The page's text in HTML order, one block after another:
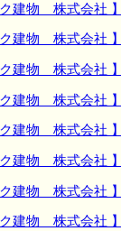
建物 株式会社
建物 株式会社
建物 株式会社
建物 株式会社
建物 株式会社
建物 株式会社
建物 株式会社
建物 株式会社